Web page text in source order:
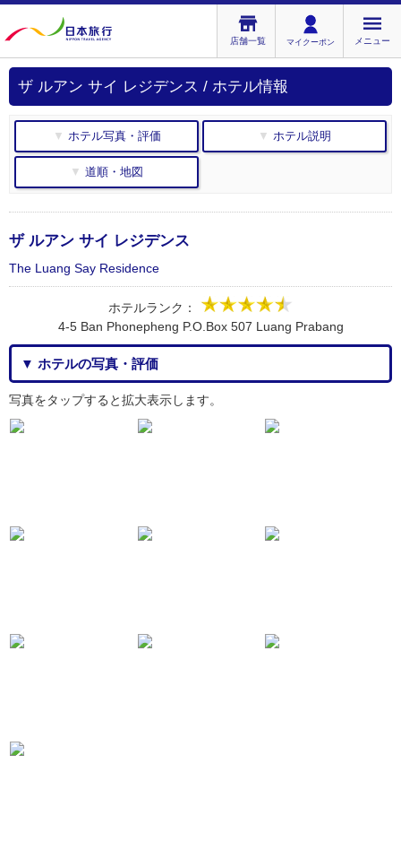
店舗一覧 マイクーポン メニュー
ザ ルアン サイ レジデンス / ホテル情報
▼ ホテル写真・評価 ▼ ホテル説明
▼ 道順・地図
ザ ルアン サイ レジデンス
The Luang Say Residence
ホテルランク：
4-5 Ban Phonepheng P.O.Box 507 Luang Prabang
▼ ホテルの写真・評価
写真をタップすると拡大表示します。